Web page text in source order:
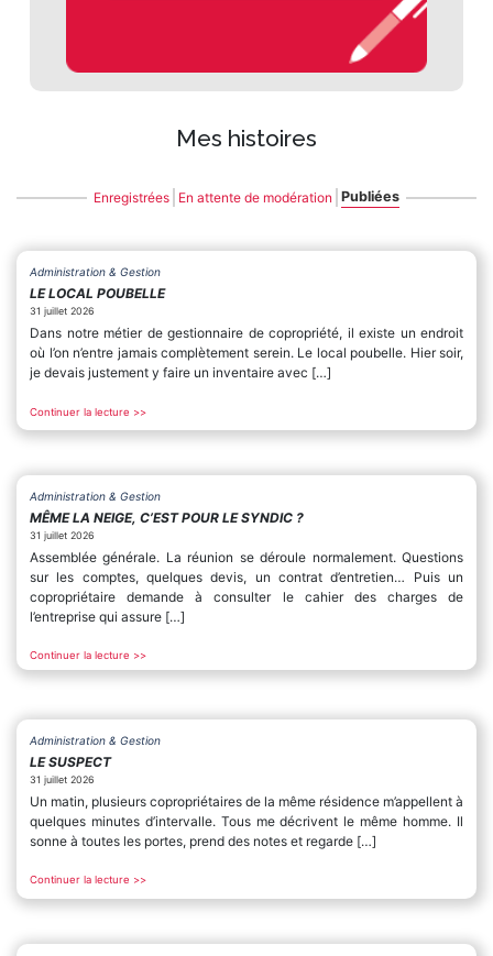
Mes histoires
Enregistrées En attente de modération Publiées
Administration & Gestion
LE LOCAL POUBELLE
31 juillet 2026
Dans notre métier de gestionnaire de copropriété, il existe un endroit
où l’on n’entre jamais complètement serein. Le local poubelle. Hier soir,
je devais justement y faire un inventaire avec […]
Continuer la lecture >>
Administration & Gestion
MÊME LA NEIGE, C’EST POUR LE SYNDIC ?
31 juillet 2026
Assemblée générale. La réunion se déroule normalement. Questions
sur les comptes, quelques devis, un contrat d’entretien… Puis un
copropriétaire demande à consulter le cahier des charges de
l’entreprise qui assure […]
Continuer la lecture >>
Administration & Gestion
LE SUSPECT
31 juillet 2026
Un matin, plusieurs copropriétaires de la même résidence m’appellent à
quelques minutes d’intervalle. Tous me décrivent le même homme. Il
sonne à toutes les portes, prend des notes et regarde […]
Continuer la lecture >>